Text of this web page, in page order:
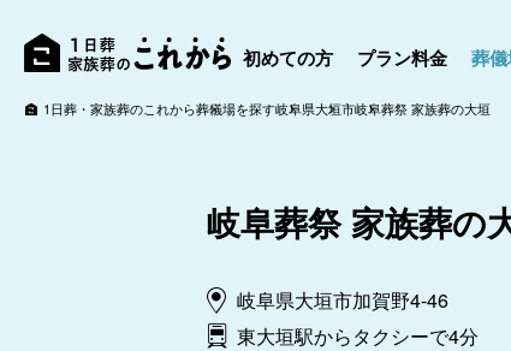
初めての方 プラン料金 葬
1日葬・家族葬のこれから葬儀場を探す岐阜県大垣市岐阜葬祭 家族葬の大垣
岐阜葬祭 家族葬の
岐阜県大垣市加賀野4-46
東大垣駅からタクシーで4分